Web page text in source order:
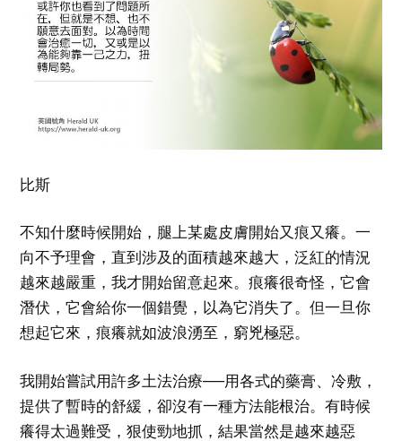
比斯
不知什麼時候開始，腿上某處皮膚開始又痕又癢。一
向不予理會，直到涉及的面積越來越大，泛紅的情況
越來越嚴重，我才開始留意起來。痕癢很奇怪，它會
潛伏，它會給你一個錯覺，以為它消失了。但一旦你
想起它來，痕癢就如波浪湧至，窮兇極惡。
我開始嘗試用許多土法治療──用各式的藥膏、冷敷，
提供了暫時的舒緩，卻沒有一種方法能根治。有時候
癢得太過難受，狠使勁地抓，結果當然是越來越惡